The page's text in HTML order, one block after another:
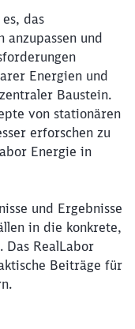
das
anzupassen und
Energien und
Baustein.
von stationären
erforschen zu
Energie in
und Ergebnisse
in die konkrete,
RealLabor
Beiträge für